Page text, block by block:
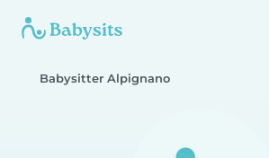
Babysitter Alpignano